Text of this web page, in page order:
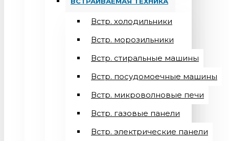
Встр. холодильники
Встр. морозильники
Встр. стиральные машины
Встр. посудомоечные машины
Встр. микроволновые печи
Встр. газовые панели
Встр. электрические панели